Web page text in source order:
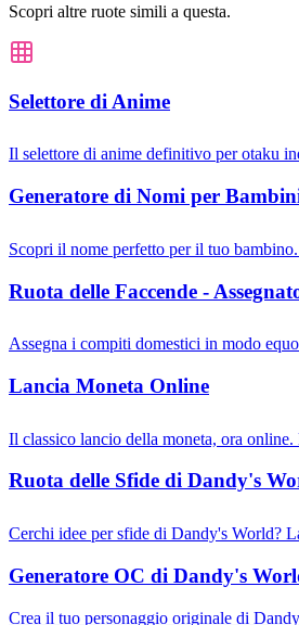
Scopri altre ruote simili a questa.
Selettore di Anime
Il selettore di anime definitivo per otaku
Generatore di Nomi per
Scopri il nome perfetto per il tuo
Ruota delle Faccende -
Assegna i compiti domestici in modo
Lancia Moneta Online
Il classico lancio della moneta, ora
Ruota delle Sfide di Dandy's
Cerchi idee per sfide di Dandy's World?
Generatore OC di Dandy's
Crea il tuo personaggio originale di